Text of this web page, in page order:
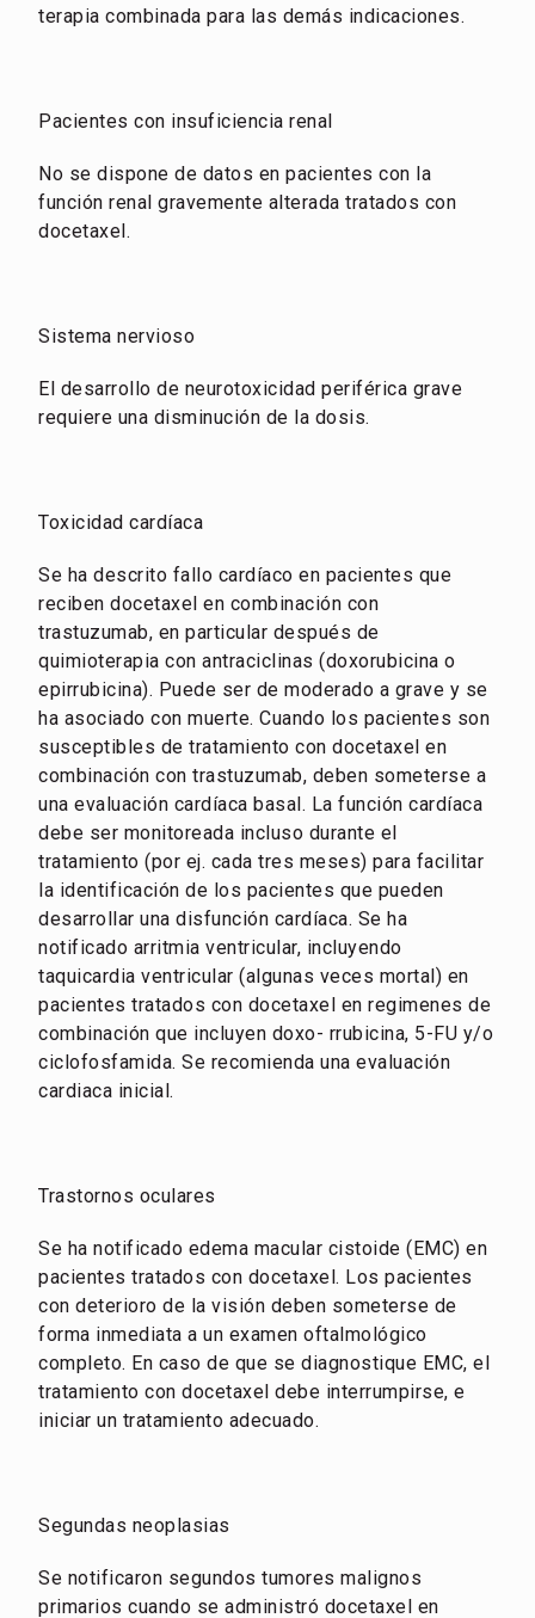
terapia combinada para las demás indicaciones.
Pacientes con insuficiencia renal
No se dispone de datos en pacientes con la
función renal gravemente alterada tratados con
docetaxel.
Sistema nervioso
El desarrollo de neurotoxicidad periférica grave
requiere una disminución de la dosis.
Toxicidad cardíaca
Se ha descrito fallo cardíaco en pacientes que
reciben docetaxel en combinación con
trastuzumab, en particular después de
quimioterapia con antraciclinas (doxorubicina o
epirrubicina). Puede ser de moderado a grave y se
ha asociado con muerte. Cuando los pacientes son
susceptibles de tratamiento con docetaxel en
combinación con trastuzumab, deben someterse a
una evaluación cardíaca basal. La función cardíaca
debe ser monitoreada incluso durante el
tratamiento (por ej. cada tres meses) para facilitar
la identificación de los pacientes que pueden
desarrollar una disfunción cardíaca. Se ha
notificado arritmia ventricular, incluyendo
taquicardia ventricular (algunas veces mortal) en
pacientes tratados con docetaxel en regimenes de
combinación que incluyen doxo- rrubicina, 5-FU y/o
ciclofosfamida. Se recomienda una evaluación
cardiaca inicial.
Trastornos oculares
Se ha notificado edema macular cistoide (EMC) en
pacientes tratados con docetaxel. Los pacientes
con deterioro de la visión deben someterse de
forma inmediata a un examen oftalmológico
completo. En caso de que se diagnostique EMC, el
tratamiento con docetaxel debe interrumpirse, e
iniciar un tratamiento adecuado.
Segundas neoplasias
Se notificaron segundos tumores malignos
primarios cuando se administró docetaxel en